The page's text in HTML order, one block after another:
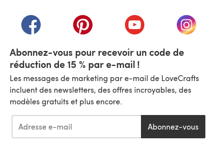
(s'ouvre dans un nouvel onglet)
(s'ouvre dans un nouvel onglet)
(s'ouvre dans un(s'ouvre
Abonnez-vous pour recevoir un code de
réduction de 15 % par e-mail !
Les messages de marketing par e-mail de LoveCrafts
incluent des newsletters, des offres incroyables, des
modèles gratuits et plus encore.
Abonnez-vous